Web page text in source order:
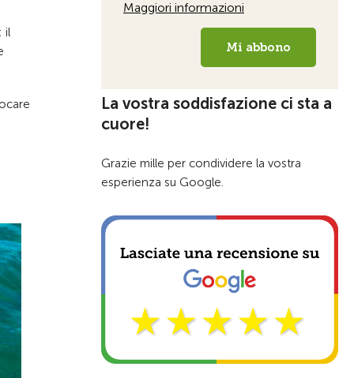
il
La vostra soddisfazione ci sta a
cuore!
Grazie mille per condividere la vostra
esperienza su Google.